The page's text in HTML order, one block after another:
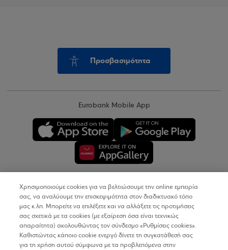
Προσβασιμότητα
Eurobank Mobile App
Copyright © 2026
Όροι Χρήσης
Προσωπικά Δεδομένα στον Διαδικτυακό Τόπο
Χρησιμοποιούμε cookies για να βελτιώσουμε την online εμπειρία
σας, να αναλύουμε την επισκεψιμότητα στον διαδικτυακό τόπο
μας κ.λπ. Μπορείτε να επιλέξετε και να αλλάξετε τις προτιμήσεις
σας σχετικά με τα cookies (με εξαίρεση όσα είναι τεχνικώς
απαραίτητα) ακολουθώντας τον σύνδεσμο «Ρυθμίσεις cookies».
Καθιστώντας κάποιο cookie ενεργό δίνετε τη συγκατάθεσή σας
για τη χρήση αυτού σύμφωνα με τα προβλεπόμενα στην